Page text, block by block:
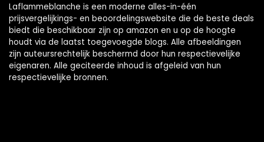
Laflammeblanche is een moderne alles-in-één
prijsvergelijkings- en beoordelingswebsite die de beste deals
biedt die beschikbaar zijn op amazon en u op de hoogte
houdt via de laatst toegevoegde blogs. Alle afbeeldingen
zijn auteursrechtelijk beschermd door hun respectievelijke
eigenaren. Alle geciteerde inhoud is afgeleid van hun
respectievelijke bronnen.